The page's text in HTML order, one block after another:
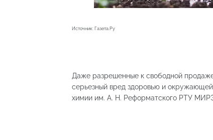
Источник: Газета.Ру
Даже разрешенные к свободной
серьезный вред здоровью и окружающей
химии им. А. Н. Реформатского РТУ